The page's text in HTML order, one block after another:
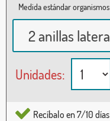
Medida estándar
2 anillas
Unidades:
Recíbalo en 7/10